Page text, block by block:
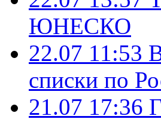
ЮНЕСКО
22.07 11:53
списки по
21.07 17:36